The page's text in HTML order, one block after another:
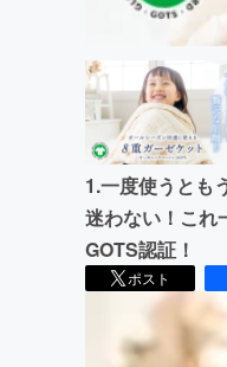
1.一度使うとも
迷わない！これ
GOTS認証！
ポスト